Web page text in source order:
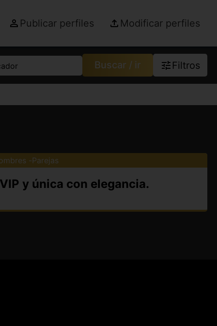
Publicar perfiles Modificar perfiles
Buscar / ir Filtros
Parejas
y única con elegancia.